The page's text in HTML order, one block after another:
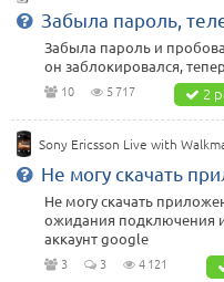
Забыла пароль,
Забыла пароль и
он заблокировался,
10 5 717 2
Sony Ericsson Live with
Не могу скачать
Не могу скачать
ожидания подключения
аккаунт google
3 3 4 121